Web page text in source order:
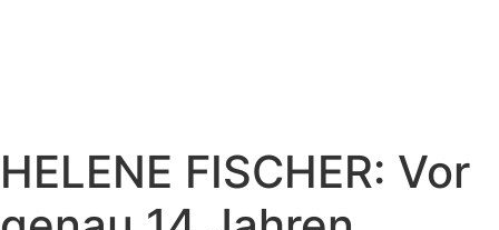
HELENE FISCHER: Vor